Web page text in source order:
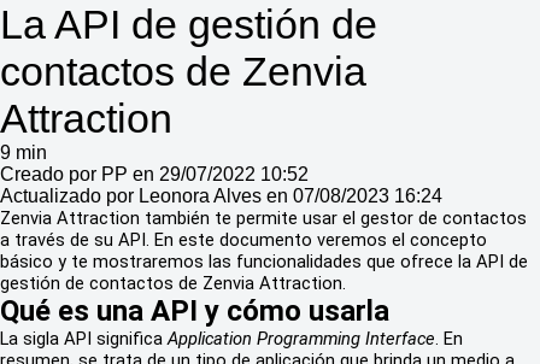
La API de gestión de
contactos de Zenvia
Attraction
9 min
Creado por PP en 29/07/2022 10:52
Actualizado por Leonora Alves en 07/08/2023 16:24
Zenvia Attraction también te permite usar el gestor de contactos
a través de su API. En este documento veremos el concepto
básico y te mostraremos las funcionalidades que ofrece la API de
gestión de contactos de Zenvia Attraction.
Qué es una API y cómo usarla
La sigla API significaApplication Programming Interface. En